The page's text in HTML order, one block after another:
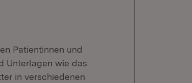
Patientinnen und
Unterlagen wie das
in verschiedenen